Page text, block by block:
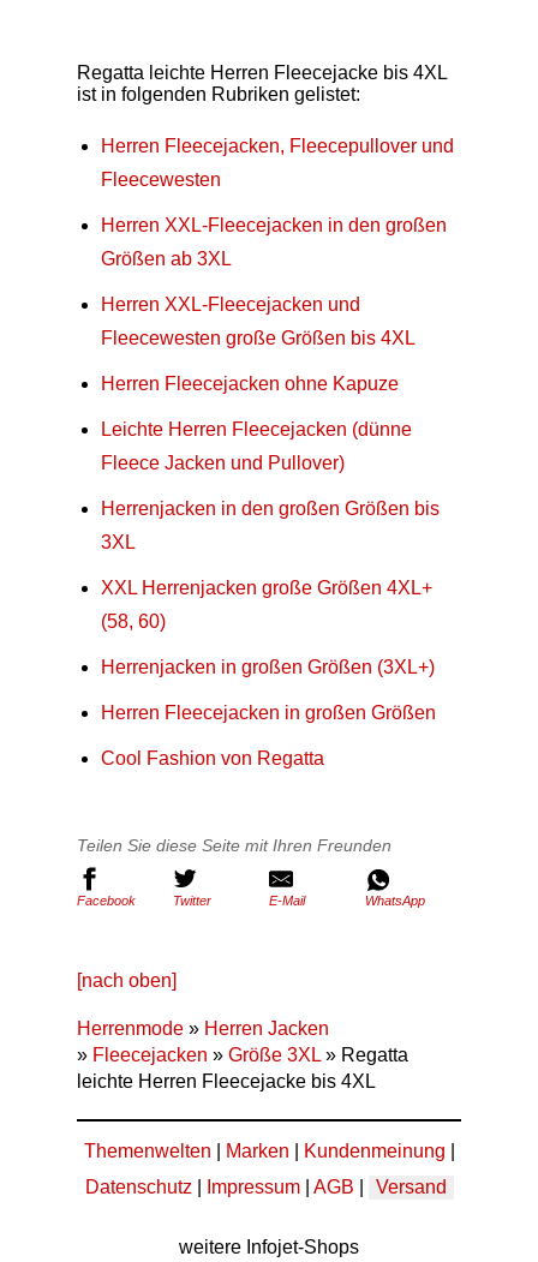
Regatta leichte Herren Fleecejacke bis 4XL
ist in folgenden Rubriken gelistet:
Herren Fleecejacken, Fleecepullover und
Fleecewesten
Herren XXL-Fleecejacken in den großen
Größen ab 3XL
Herren XXL-Fleecejacken und
Fleecewesten große Größen bis 4XL
Herren Fleecejacken ohne Kapuze
Leichte Herren Fleecejacken (dünne
Fleece Jacken und Pullover)
Herrenjacken in den großen Größen bis
3XL
XXL Herrenjacken große Größen 4XL+
(58, 60)
Herrenjacken in großen Größen (3XL+)
Herren Fleecejacken in großen Größen
Cool Fashion von Regatta
Teilen Sie diese Seite mit Ihren Freunden
Facebook Twitter E-Mail WhatsApp
[nach oben]
Herrenmode » Herren Jacken
» Fleecejacken » Größe 3XL » Regatta
leichte Herren Fleecejacke bis 4XL
Themenwelten Marken Kundenmeinung
Datenschutz
Impressum| AGB Versand
weitere Infojet-Shops